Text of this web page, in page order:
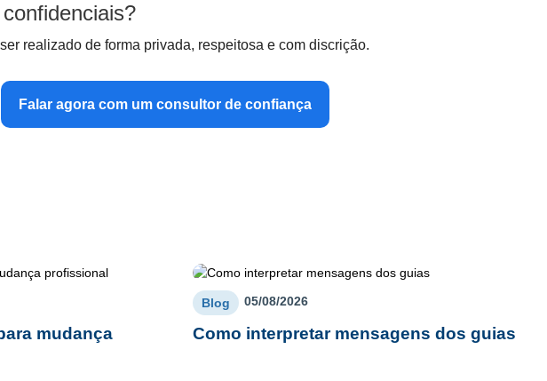
realizado de forma privada, respeitosa e com discrição.
Falar agora com um consultor de confiança
mudança
Blog 05/08/2026
Como interpretar mensagens dos guias